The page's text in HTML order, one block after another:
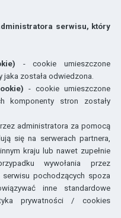
serwisu, który
- cookie umieszczone
jaka została odwiedzona.
- cookie umieszczone
komponenty stron zostały
administratora za pomocą
się na serwerach partnera,
kraju lub nawet zupełnie
wywołania przez
pochodzących spoza
inne standardowe
prywatności / cookies